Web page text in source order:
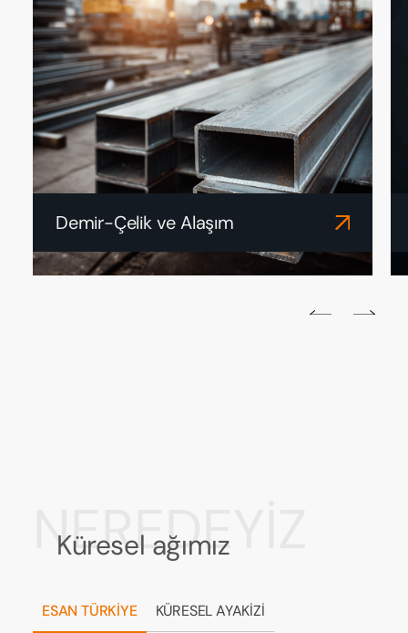
Demir-Çelik ve Alaşım
NEREDEYİZ
Küresel ağımız
ESAN TÜRKİYE KÜRESEL AYAKİZİ